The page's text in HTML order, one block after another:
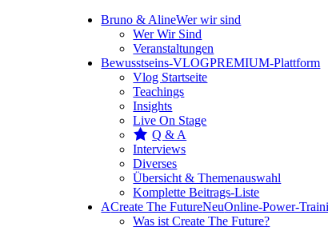
Bruno & AlineWer wir sind
Wer Wir Sind
Veranstaltungen
Bewusstseins-VLOGPREMIUM-Plattform
Vlog Startseite
Teachings
Insights
Live On Stage
Q & A
Interviews
Diverses
Übersicht & Themenauswahl
Komplette Beitrags-Liste
ACreate The FutureNeuOnline-Power-
Was ist Create The Future?